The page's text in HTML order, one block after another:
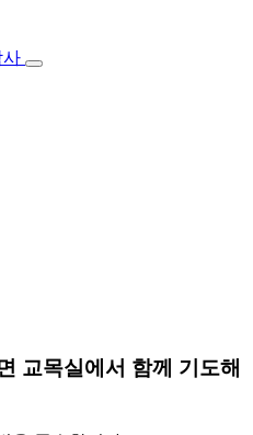
사
교목실에서 함께 기도해